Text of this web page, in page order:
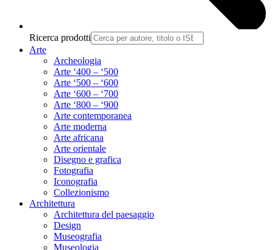
Ricerca prodotti
Arte
Archeologia
Arte ‘400 – ‘500
Arte ‘500 – ‘600
Arte ‘600 – ‘700
Arte ‘800 – ‘900
Arte contemporanea
Arte moderna
Arte africana
Arte orientale
Disegno e grafica
Fotografia
Iconografia
Collezionismo
Architettura
Architettura del paesaggio
Design
Museografia
Museologia